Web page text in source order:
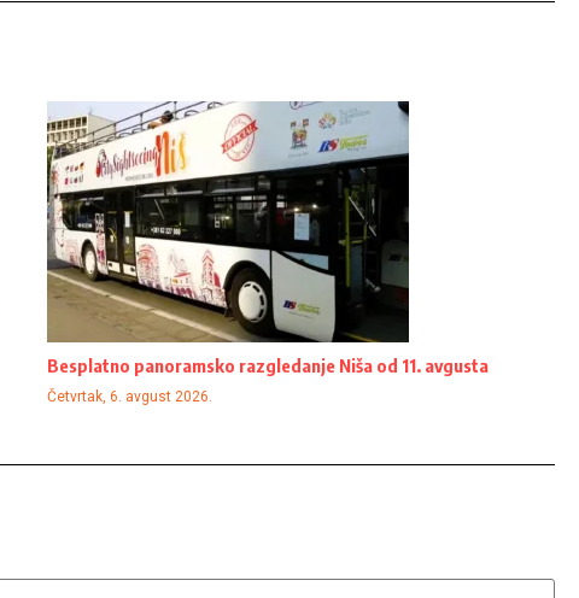
Besplatno panoramsko razgledanje Niša od 11. avgusta
Četvrtak, 6. avgust 2026.